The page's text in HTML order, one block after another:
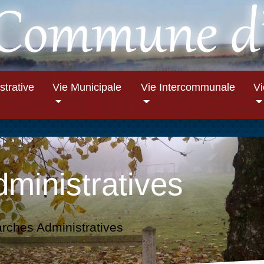
Vie Municipale Vie Intercommunale
Administratives